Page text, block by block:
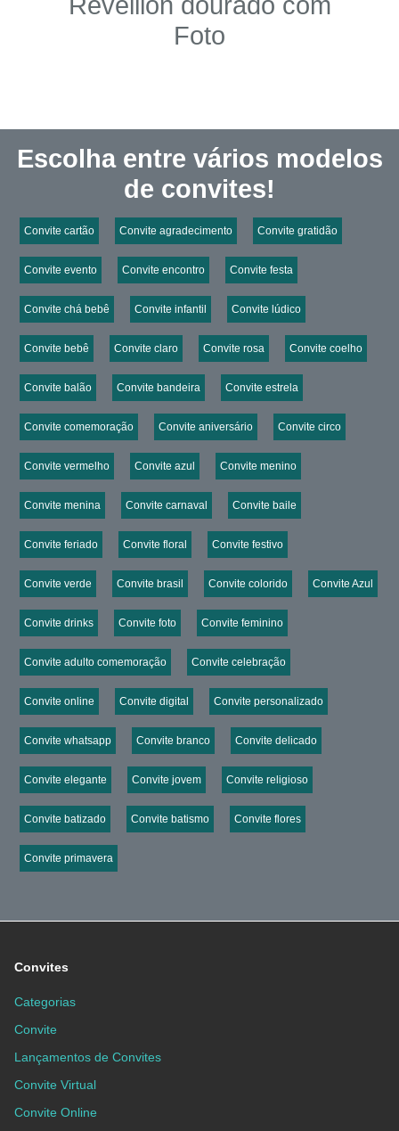
Foto
Escolha entre vários modelos
de convites!
Convite cartão Convite agradecimento Convite gratidão
Convite evento Convite encontro Convite festa
Convite chá bebê Convite infantil Convite lúdico
Convite bebê Convite claro Convite rosa Convite coelho
Convite balão Convite bandeira Convite estrela
Convite comemoração Convite aniversário Convite circo
Convite vermelho Convite azul Convite menino
Convite menina Convite carnaval Convite baile
Convite feriado Convite floral Convite festivo
Convite verde Convite brasil Convite colorido Convite Azul
Convite drinks Convite foto Convite feminino
Convite adulto comemoração Convite celebração
Convite online Convite digital Convite personalizado
Convite whatsapp Convite branco Convite delicado
Convite elegante Convite jovem Convite religioso
Convite batizado Convite batismo Convite flores
Convite primavera
Convites
Categorias
Convite
Lançamentos de Convites
Convite Virtual
Convite Online